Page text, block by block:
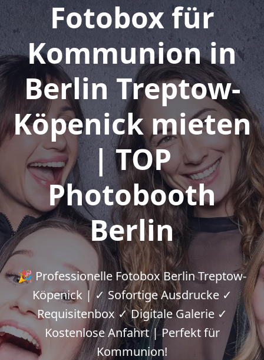
Fotobox für
Kommunion in
Berlin Treptow-
Köpenick mieten
| TOP
Photobooth
Berlin
🎉 Professionelle Fotobox Berlin Treptow-
Köpenick | ✓ Sofortige Ausdrucke ✓
Requisitenbox ✓ Digitale Galerie ✓
Kostenlose Anfahrt | Perfekt für
Kommunion!